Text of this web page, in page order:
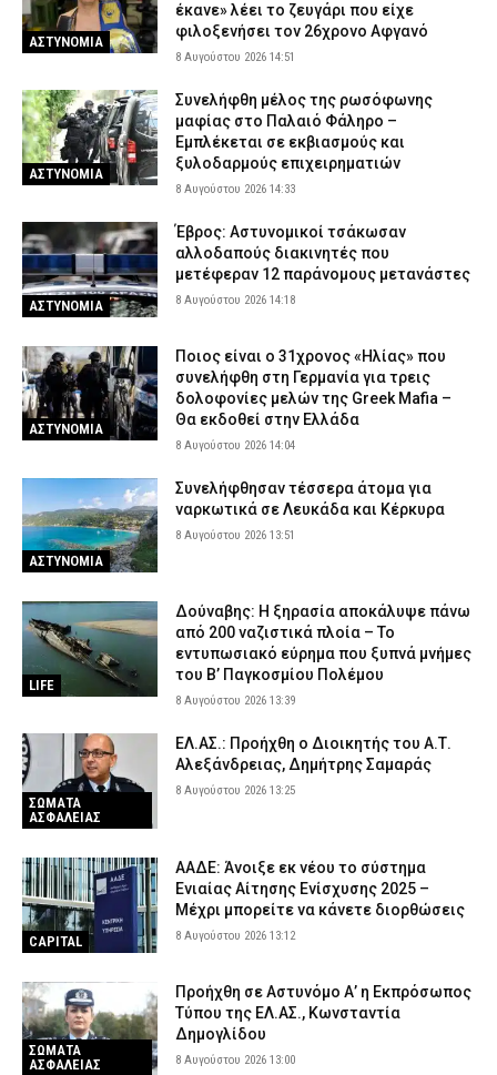
ΑΣΤΥΝΟΜΙΑ
έκανε» λέει το ζευγάρι που είχε
φιλοξενήσει τον 26χρονο Αφγανό
8 Αυγούστου 2026 14:51
ΑΣΤΥΝΟΜΙΑ
Συνελήφθη μέλος της ρωσόφωνης
μαφίας στο Παλαιό Φάληρο –
Εμπλέκεται σε εκβιασμούς και
ξυλοδαρμούς επιχειρηματιών
8 Αυγούστου 2026 14:33
ΑΣΤΥΝΟΜΙΑ
Έβρος: Αστυνομικοί τσάκωσαν
αλλοδαπούς διακινητές που
μετέφεραν 12 παράνομους μετανάστες
8 Αυγούστου 2026 14:18
ΑΣΤΥΝΟΜΙΑ
Ποιος είναι ο 31χρονος «Ηλίας» που
συνελήφθη στη Γερμανία για τρεις
δολοφονίες μελών της Greek Mafia –
Θα εκδοθεί στην Ελλάδα
8 Αυγούστου 2026 14:04
ΑΣΤΥΝΟΜΙΑ
Συνελήφθησαν τέσσερα άτομα για
ναρκωτικά σε Λευκάδα και Κέρκυρα
8 Αυγούστου 2026 13:51
LIFE
Δούναβης: Η ξηρασία αποκάλυψε πάνω
από 200 ναζιστικά πλοία – Το
εντυπωσιακό εύρημα που ξυπνά μνήμες
του Β’ Παγκοσμίου Πολέμου
8 Αυγούστου 2026 13:39
ΣΩΜΑΤΑ
ΑΣΦΑΛΕΙΑΣ
ΕΛ.ΑΣ.: Προήχθη ο Διοικητής του Α.Τ.
Αλεξάνδρειας, Δημήτρης Σαμαράς
8 Αυγούστου 2026 13:25
CAPITAL
ΑΑΔΕ: Άνοιξε εκ νέου το σύστημα
Ενιαίας Αίτησης Ενίσχυσης 2025 –
Μέχρι μπορείτε να κάνετε διορθώσεις
8 Αυγούστου 2026 13:12
ΣΩΜΑΤΑ
ΑΣΦΑΛΕΙΑΣ
Προήχθη σε Αστυνόμο Α’ η Εκπρόσωπος
Τύπου της ΕΛ.ΑΣ., Κωνσταντία
Δημογλίδου
8 Αυγούστου 2026 13:00